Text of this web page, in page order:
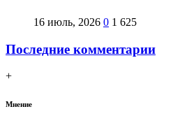
16 июль, 2026 0 1 625
Последние комментарии
+
Мнение